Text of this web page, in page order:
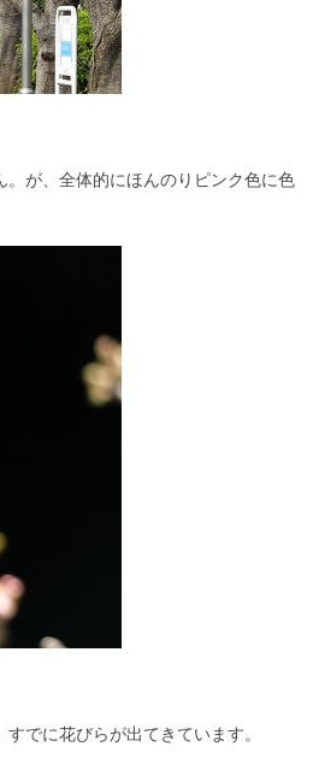
が、全体的にほんのりピンク色に色
でに花びらが出てきています。